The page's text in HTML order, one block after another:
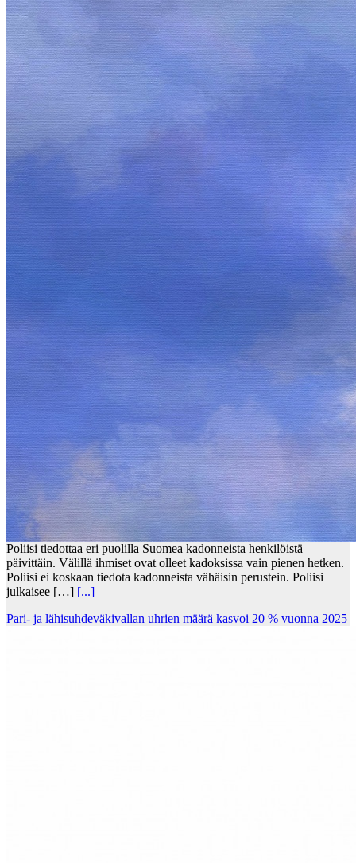
Poliisi tiedottaa eri puolilla Suomea kadonneista henkilöistä
päivittäin. Välillä ihmiset ovat olleet kadoksissa vain pienen hetken.
Poliisi ei koskaan tiedota kadonneista vähäisin perustein. Poliisi
julkaisee […] [...]
Pari- ja lähisuhdeväkivallan uhrien määrä kasvoi 20 % vuonna 2025